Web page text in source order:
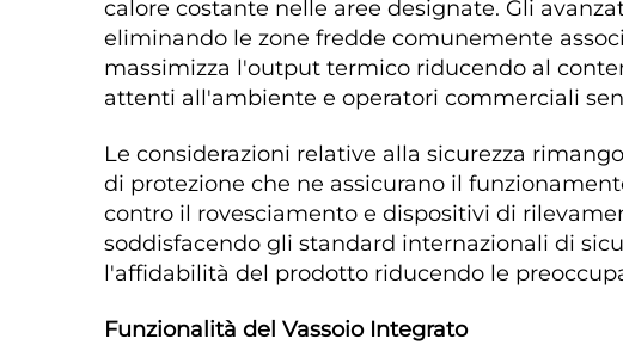
calore costante nelle aree designate. Gli
eliminando le zone fredde comunemente
massimizza l'output termico riducendo al
attenti all'ambiente e operatori commerciali
Le considerazioni relative alla sicurezza
di protezione che ne assicurano il
contro il rovesciamento e dispositivi di
soddisfacendo gli standard internazionali di
l'affidabilità del prodotto riducendo le
Funzionalità del Vassoio Integrato